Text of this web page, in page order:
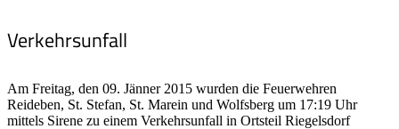
Verkehrsunfall
Am Freitag, den 09. Jänner 2015 wurden die Feuerwehren
Reideben, St. Stefan, St. Marein und Wolfsberg um 17:19 Uhr
mittels Sirene zu einem Verkehrsunfall in Ortsteil Riegelsdorf